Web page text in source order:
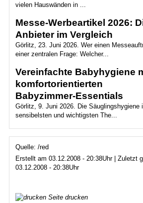
vielen Hauswänden in ...
Messe-Werbeartikel 2026:
Anbieter im Vergleich
Görlitz, 23. Juni 2026. Wer einen
einer zentralen Frage: Welcher...
Vereinfachte Babyhygiene
komfortorientierten
Babyzimmer‑Essentials
Görlitz, 9. Juni 2026. Die Säuglingshygiene
sensibelsten und wichtigsten The...
Quelle: /red
Erstellt am 03.12.2008 - 20:38Uhr | Zuletzt
03.12.2008 - 20:38Uhr
Seite drucken